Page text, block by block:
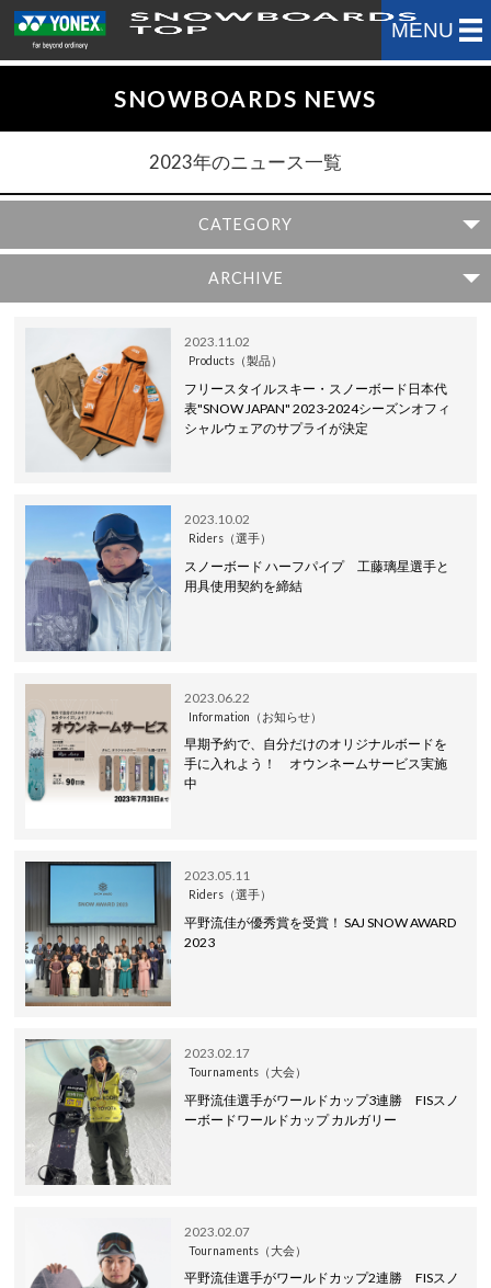
MENU
SNOWBOARDS NEWS
2023年のニュース一覧
CATEGORY
ARCHIVE
2023.11.02
Products（製品）
フリースタイルスキー・スノーボード日本代
表"SNOW JAPAN" 2023-2024シーズンオフィ
シャルウェアのサプライが決定
2023.10.02
Riders（選手）
スノーボード ハーフパイプ 工藤璃星選手と
用具使用契約を締結
2023.06.22
Information（お知らせ）
早期予約で、自分だけのオリジナルボードを
手に入れよう！ オウンネームサービス実施
中
2023.05.11
Riders（選手）
平野流佳が優秀賞を受賞！ SAJ SNOW AWARD
2023
2023.02.17
Tournaments（大会）
平野流佳選手がワールドカップ3連勝 FISスノ
ーボードワールドカップ カルガリー
2023.02.07
Tournaments（大会）
平野流佳選手がワールドカップ2連勝 FISスノ